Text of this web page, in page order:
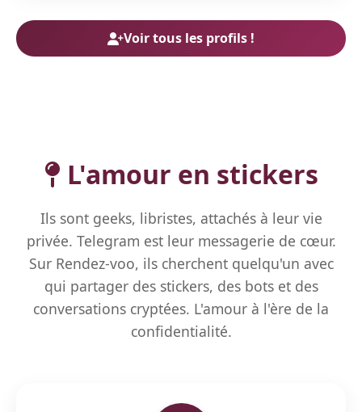
Voir tous les profils !
L'amour en stickers
Ils sont geeks, libristes, attachés à leur vie
privée. Telegram est leur messagerie de cœur.
Sur Rendez-voo, ils cherchent quelqu'un avec
qui partager des stickers, des bots et des
conversations cryptées. L'amour à l'ère de la
confidentialité.